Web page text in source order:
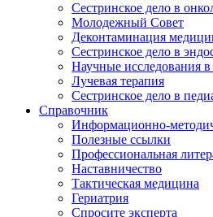
Сестринское дело в
Молодежный Совет
Деконтаминация
Сестринское дело в
Научные исследования в
Лучевая терапия
Сестринское дело в
Справочник
Информационно-
Полезные ссылки
Профессиональная
Наставничество
Тактическая медицина
Гериатрия
Спросите эксперта